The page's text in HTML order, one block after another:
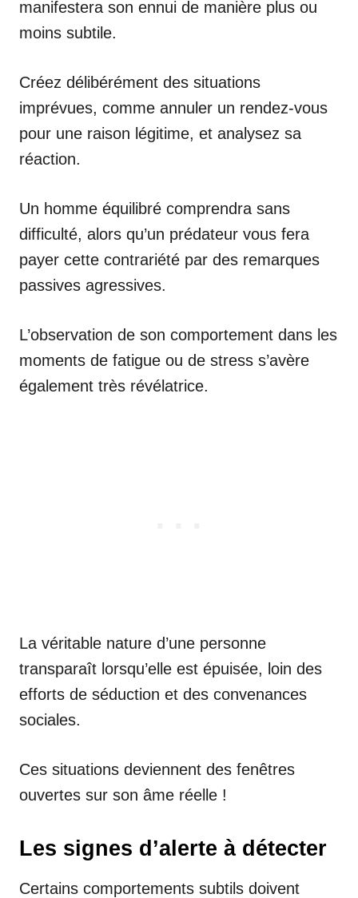
manifestera son ennui de manière plus ou
moins subtile.
Créez délibérément des situations
imprévues, comme annuler un rendez-vous
pour une raison légitime, et analysez sa
réaction.
Un homme équilibré comprendra sans
difficulté, alors qu’un prédateur vous fera
payer cette contrariété par des remarques
passives agressives.
L’observation de son comportement dans les
moments de fatigue ou de stress s’avère
également très révélatrice.
La véritable nature d’une personne
transparaît lorsqu’elle est épuisée, loin des
efforts de séduction et des convenances
sociales.
Ces situations deviennent des fenêtres
ouvertes sur son âme réelle !
Les signes d’alerte à détecter
Certains comportements subtils doivent